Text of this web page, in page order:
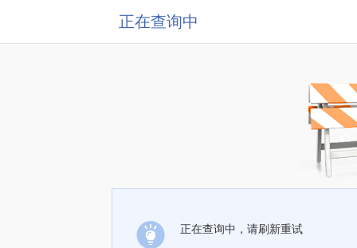
正在查询中
正在查询中，请刷新重试